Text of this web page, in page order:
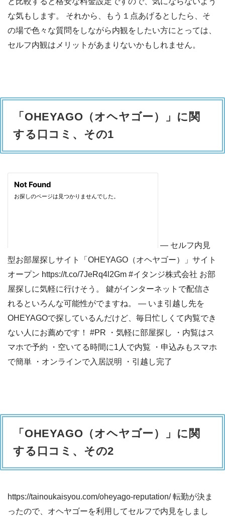
な気もします。 それから、もう１点あげるとしたら、そ
の場で色々な質問をしながら内観をしたい方にとっては、
セルフ内観はメリットがあまりないかもしれません。
「OHEYAGO（オヘヤゴー）」に関
する口コミ、その1
— セルフ内見
型お部屋探しサイト「OHEYAGO（オヘヤゴー）」サイト
オープン https://t.co/7JeRq4l2Gm #イタンジ株式会社 お部
屋探しに気軽に行けそう。 鍵がインターネットで配信さ
れるといろんな可能性がでますね。 — いま引越し先を
OHEYAGOで探しているんだけど、毎日忙しくて内覧でき
ない人にお薦めです！ #PR ・気軽に部屋探し ・内覧はス
マホで予約 ・空いてる時間に1人で内覧 ・申込みもスマホ
で簡単 ・オンラインで入居説明 ・引越し完了
「OHEYAGO（オヘヤゴー）」に関
する口コミ、その2
https://tainoukaisyou.com/oheyago-reputation/ 転勤が決ま
ったので、オヘヤゴーを利用してセルフで内見をしまし